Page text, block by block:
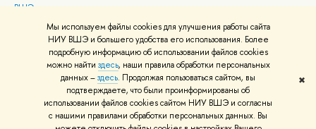
Мы используем файлы cookies для улучшения работы сайта
НИУ ВШЭ и большего удобства его использования. Более
подробную информацию об использовании файлов cookies
можно найти здесь, наши правила обработки персональных
данных –здесь. Продолжая пользоваться сайтом, вы
подтверждаете, что были проинформированы об
использовании файлов cookies сайтом НИУ ВШЭ и согласны
с нашими правилами обработки персональных данных. Вы
✖
ВШЭ для студентов с ограниченными возможностями
здоровья и инвалидностью
Версия для слабовидящих
Единая платежная страница
© НИУ ВШЭ 1993–2026 Адреса и контакты Условия использования
материалов Политика конфиденциальности Карта сайта